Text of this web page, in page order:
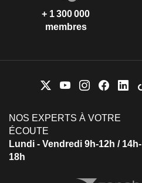
+ 1 300 000
membres
NOS EXPERTS À VOTRE
ÉCOUTE
Lundi - Vendredi 9h-12h / 14h-
18h